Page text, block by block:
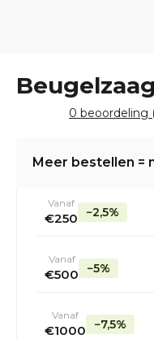
0 beoordeling
Meer bestellen =
Vanaf
€250 −2,5%
Vanaf
€500 −5%
Vanaf
€1000 −7,5%